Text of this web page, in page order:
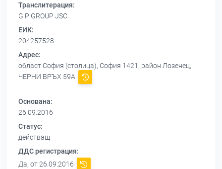
Транслитерация:
G P GROUP JSC.
ЕИК:
204257528
Адрес:
област София (столица), София 1421, район Лозенец,
ЧЕРНИ ВРЪХ 59А
Основана:
26.09.2016
Статус:
действащ
ДДС регистрация:
Да, от 26.09.2016